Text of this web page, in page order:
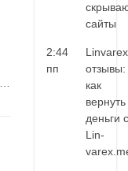
сайты
2:44
пп
Linvarex
отзывы:
как
вернуть
деньги с
Lin-